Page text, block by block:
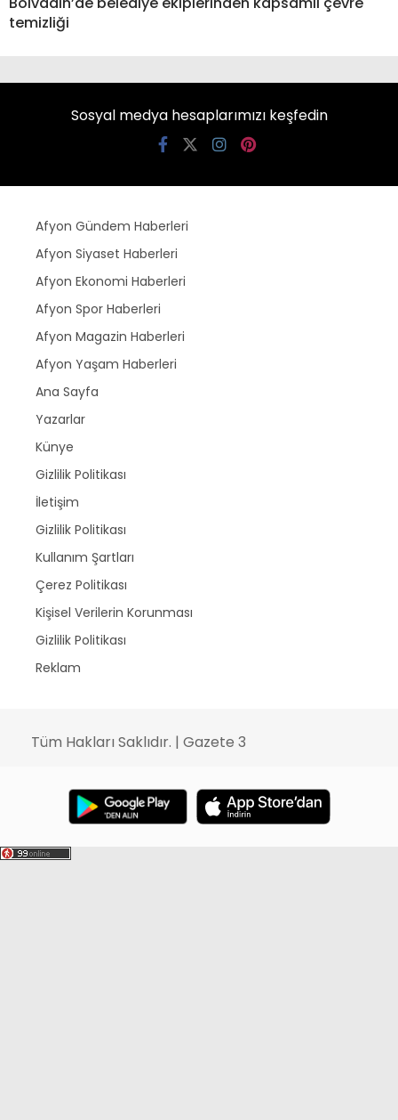
temizliği
Sosyal medya hesaplarımızı keşfedin
Afyon Gündem Haberleri
Afyon Siyaset Haberleri
Afyon Ekonomi Haberleri
Afyon Spor Haberleri
Afyon Magazin Haberleri
Afyon Yaşam Haberleri
Ana Sayfa
Yazarlar
Künye
Gizlilik Politikası
İletişim
Gizlilik Politikası
Kullanım Şartları
Çerez Politikası
Kişisel Verilerin Korunması
Gizlilik Politikası
Reklam
Tüm Hakları Saklıdır. | Gazete 3